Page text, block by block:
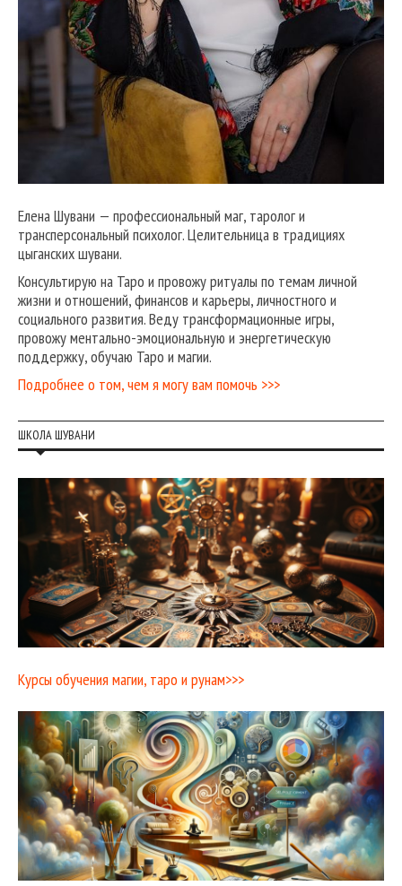
Елена Шувани — профессиональный маг, таролог и
трансперсональный психолог. Целительница в традициях
цыганских шувани.
Консультирую на Таро и провожу ритуалы по темам личной
жизни и отношений, финансов и карьеры, личностного и
социального развития. Веду трансформационные игры,
провожу ментально-эмоциональную и энергетическую
поддержку, обучаю Таро и магии.
Подробнее о том, чем я могу вам помочь >>>
ШКОЛА ШУВАНИ
Курсы обучения магии, таро и рунам>>>